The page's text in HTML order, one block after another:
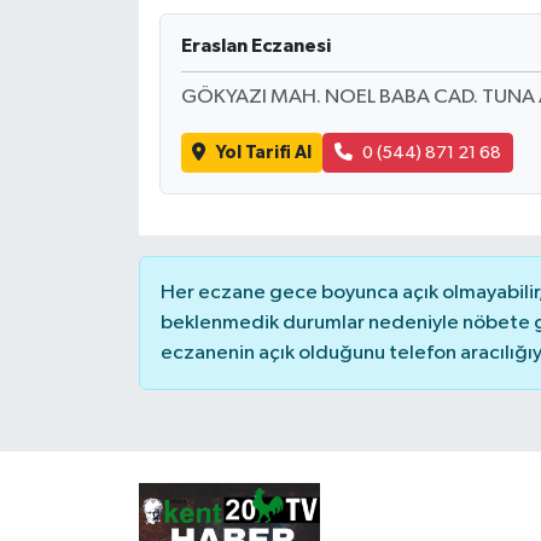
Eraslan Eczanesi
GÖKYAZI MAH. NOEL BABA CAD. TUNA
Yol Tarifi Al 0 (544) 871 21 68
Her eczane gece boyunca açık
beklenmedik durumlar nedeniyle nöbete
eczanenin açık olduğunu telefon